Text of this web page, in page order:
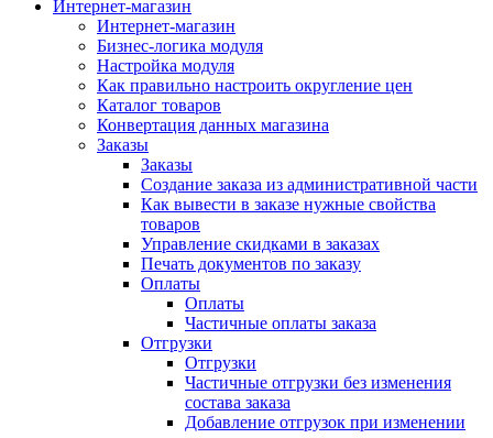
Интернет-магазин
Интернет-магазин
Бизнес-логика модуля
Настройка модуля
Как правильно настроить округление цен
Каталог товаров
Конвертация данных магазина
Заказы
Заказы
Создание заказа из административной части
Как вывести в заказе нужные свойства
товаров
Управление скидками в заказах
Печать документов по заказу
Оплаты
Оплаты
Частичные оплаты заказа
Отгрузки
Отгрузки
Частичные отгрузки без изменения
состава заказа
Добавление отгрузок при изменении